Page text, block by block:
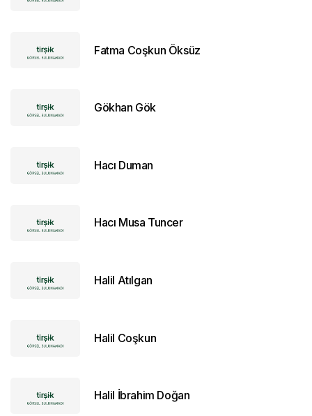
Fatma Coşkun Öksüz
Gökhan Gök
Hacı Duman
Hacı Musa Tuncer
Halil Atılgan
Halil Coşkun
Halil İbrahim Doğan